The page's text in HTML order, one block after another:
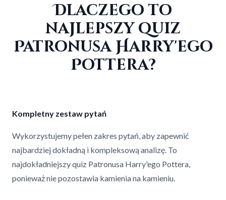
Dlaczego to
najlepszy quiz
Patronusa Harry'ego
Pottera?
Kompletny zestaw pytań
Wykorzystujemy pełen zakres pytań, aby zapewnić
najbardziej dokładną i kompleksową analizę. To
najdokładniejszy quiz Patronusa Harry'ego Pottera,
ponieważ nie pozostawia kamienia na kamieniu.